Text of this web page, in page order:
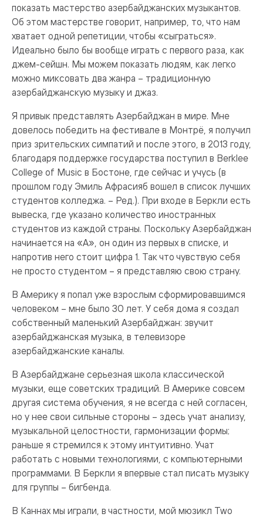
показать мастерство азербайджанских музыкантов.
Об этом мастерстве говорит, например, то, что нам
хватает одной репетиции, чтобы «сыграться».
Идеально было бы вообще играть с первого раза, как
джем-сейшн. Мы можем показать людям, как легко
можно миксовать два жанра – традиционную
азербайджанскую музыку и джаз.
Я привык представлять Азербайджан в мире. Мне
довелось победить на фестивале в Монтрё, я получил
приз зрительских симпатий и после этого, в 2013 году,
благодаря поддержке государства поступил в Berklee
College of Music в Бостоне, где сейчас и учусь (в
прошлом году Эмиль Афрасияб вошел в список лучших
студентов колледжа. – Ред.). При входе в Беркли есть
вывеска, где указано количество иностранных
студентов из каждой страны. Поскольку Азербайджан
начинается на «А», он один из первых в списке, и
напротив него стоит цифра 1. Так что чувствую себя
не просто студентом – я представляю свою страну.
В Америку я попал уже взрослым сформировавшимся
человеком – мне было 30 лет. У себя дома я создал
собственный маленький Азербайджан: звучит
азербайджанская музыка, в телевизоре
азербайджанские каналы.
В Азербайджане серьезная школа классической
музыки, еще советских традиций. В Америке совсем
другая система обучения, я не всегда с ней согласен,
но у нее свои сильные стороны – здесь учат анализу,
музыкальной целостности, гармонизации формы;
раньше я стремился к этому интуитивно. Учат
работать с новыми технологиями, с компьютерными
программами. В Беркли я впервые стал писать музыку
для группы – бигбенда.
В Каннах мы играли, в частности, мой мюзикл Two